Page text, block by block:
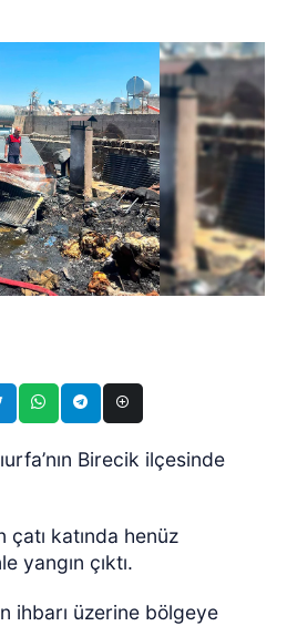
Birecik ilçesinde
katında henüz
yangın çıktı.
ihbarı üzerine bölgeye